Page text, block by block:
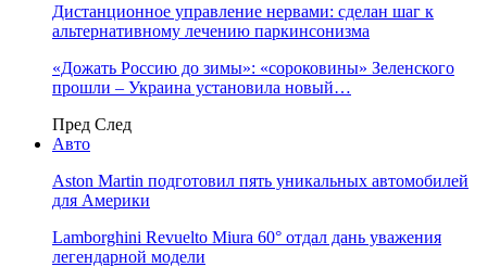
Дистанционное управление нервами: сделан шаг к
альтернативному лечению паркинсонизма
«Дожать Россию до зимы»: «сороковины» Зеленского
прошли – Украина установила новый…
Пред След
Авто
Aston Martin подготовил пять уникальных автомобилей
для Америки
Lamborghini Revuelto Miura 60° отдал дань уважения
легендарной модели